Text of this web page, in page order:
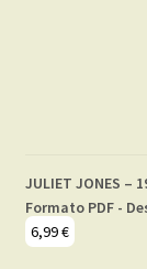
JULIET JONES –
Formato PDF -
6,99€